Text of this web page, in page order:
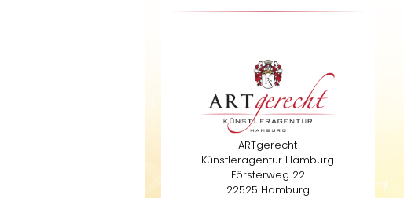
ARTgerecht
Künstleragentur Hamburg
Försterweg 22
22525 Hamburg